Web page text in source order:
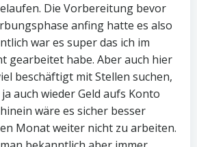
Die Vorbereitung bevor
anfing hatte es also
war es super das ich im
gearbeitet habe. Aber auch hier
beschäftigt mit Stellen suchen,
auch wieder Geld aufs Konto
wäre es sicher besser
Monat weiter nicht zu arbeiten.